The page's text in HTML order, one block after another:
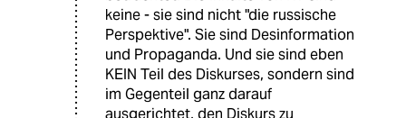
keine - sie sind nicht "die russische
Perspektive". Sie sind Desinformation
und Propaganda. Und sie sind eben
KEIN Teil des Diskurses, sondern sind
im Gegenteil ganz darauf